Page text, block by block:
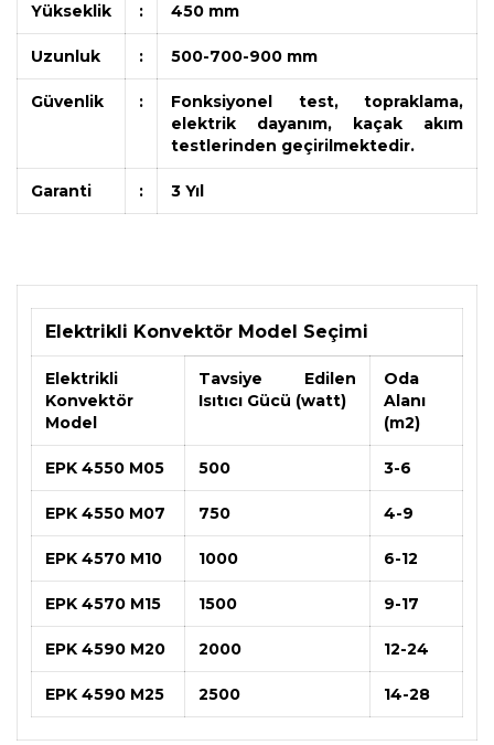
Yükseklik : 450 mm
Uzunluk : 500-700-900 mm
Güvenlik :
Fonksiyonel test, topraklama,
elektrik dayanım, kaçak akım
testlerinden geçirilmektedir.
Garanti : 3 Yıl
Elektrikli Konvektör Model Seçimi
Elektrikli
Konvektör
Model
Tavsiye Edilen
Isıtıcı Gücü (watt)
Oda
Alanı
(m2)
EPK 4550 M05 500 3-6
EPK 4550 M07 750 4-9
EPK 4570 M10 1000 6-12
EPK 4570 M15 1500 9-17
EPK 4590 M20 2000 12-24
EPK 4590 M25 2500 14-28